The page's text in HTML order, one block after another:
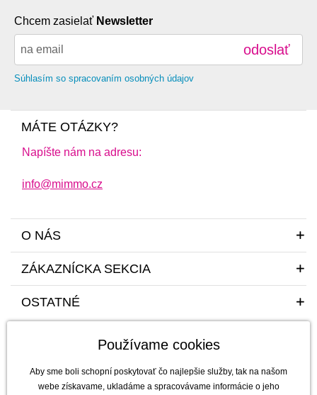
Chcem zasielať Newsletter
odoslať
Súhlasím so spracovaním osobných údajov
MÁTE OTÁZKY?
Napíšte nám na adresu:
info@mimmo.cz
O NÁS
ZÁKAZNÍCKA SEKCIA
OSTATNÉ
Používame cookies
Aby sme boli schopní poskytovať čo najlepšie služby, tak na našom
webe získavame, ukladáme a spracovávame informácie o jeho